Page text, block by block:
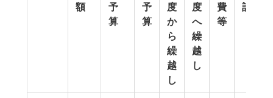
額
予
算
予
算
度
か
ら
繰
越
し
度
へ
繰
越
し
費
等
計